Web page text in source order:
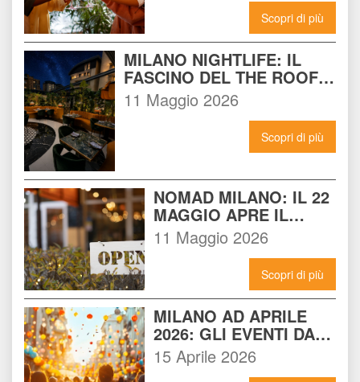
Scopri di più
MILANO NIGHTLIFE: IL
FASCINO DEL THE ROOF
14 INCONTRA L'ENERGIA
DEL NOMAD
11 Maggio 2026
Scopri di più
NOMAD MILANO: IL 22
MAGGIO APRE IL
LOCALE CHE
CAMBIERÀ I VENERDÌ
SERA A MILANO
11 Maggio 2026
Scopri di più
MILANO AD APRILE
2026: GLI EVENTI DA
NON PERDERE E
COME VIVERLI AL
15 Aprile 2026